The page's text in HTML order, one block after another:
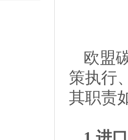
欧盟
策执行
其职责